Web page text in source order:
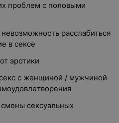
проблем с половыми
расслабиться
в сексе
эротики
с женщиной / мужчиной
сексуальных